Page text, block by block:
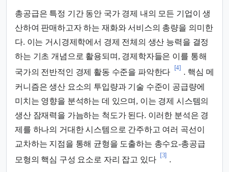
총공급은 특정 기간 동안 국가 경제 내의 모든 기업이 생
산하여 판매하고자 하는 재화와 서비스의 총량을 의미한
다. 이는 거시경제학에서 경제 전체의 생산 능력을 결정
하는 기초 개념으로 활용되며, 경제학자들은 이를 통해
국가의 전반적인 경제 활동 수준을 파악한다
[4]
. 핵심 메
커니즘은 생산 요소의 투입량과 기술 수준이 공급량에
미치는 영향을 분석하는 데 있으며, 이는 경제 시스템의
생산 잠재력을 가늠하는 척도가 된다. 이러한 분석은 경
제를 하나의 거대한 시스템으로 간주하고 여러 곡선이
교차하는 지점을 통해 균형을 도출하는 총수요-총공급
모형의 핵심 구성 요소로 자리 잡고 있다
[3]
.